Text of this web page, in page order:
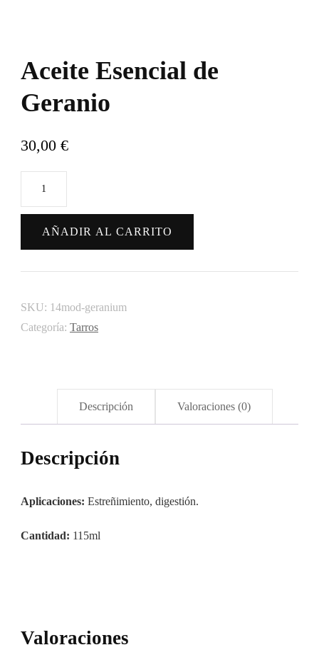
Aceite Esencial de
Geranio
30,00 €
Esencial
Geranio
cantidad
AÑADIR AL CARRITO
SKU: 14mod-geranium
Categoría: Tarros
Descripción Valoraciones (0)
Descripción
Aplicaciones: Estreñimiento, digestión.
Cantidad: 115ml
Valoraciones